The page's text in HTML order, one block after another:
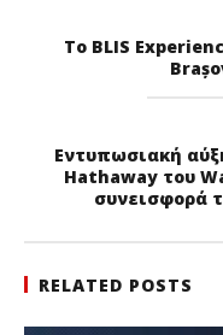
Το BLIS
Εντυπωσιακή
Hathaway του
συνεισφορά
RELATED POSTS